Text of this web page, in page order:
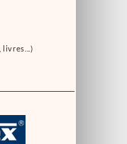
livres...)